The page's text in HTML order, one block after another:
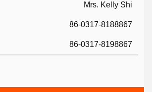
Mrs. Kelly Shi
86-0317-8188867
86-0317-8198867